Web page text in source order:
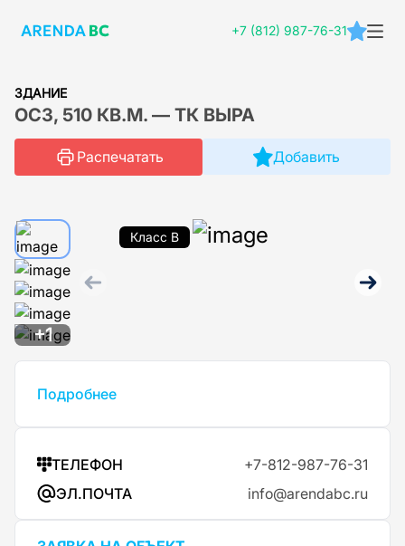
+7 (812) 987-76-31
ЗДАНИЕ
ОСЗ, 510 КВ.М. — ТК ВЫРА
Распечатать Добавить
Класс B
+1
Подробнее
ТЕЛЕФОН
+7-812-987-76-31
ЭЛ.ПОЧТА
info@arendabc.ru